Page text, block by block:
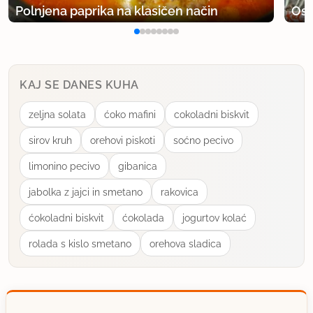
Polnjena paprika na klasičen način
KAJ SE DANES KUHA
zeljna solata ćoko mafini cokoladni biskvit
sirov kruh orehovi piskoti soćno pecivo
limonino pecivo gibanica
jabolka z jajci in smetano rakovica
ćokoladni biskvit ćokolada jogurtov kolać
rolada s kislo smetano orehova sladica